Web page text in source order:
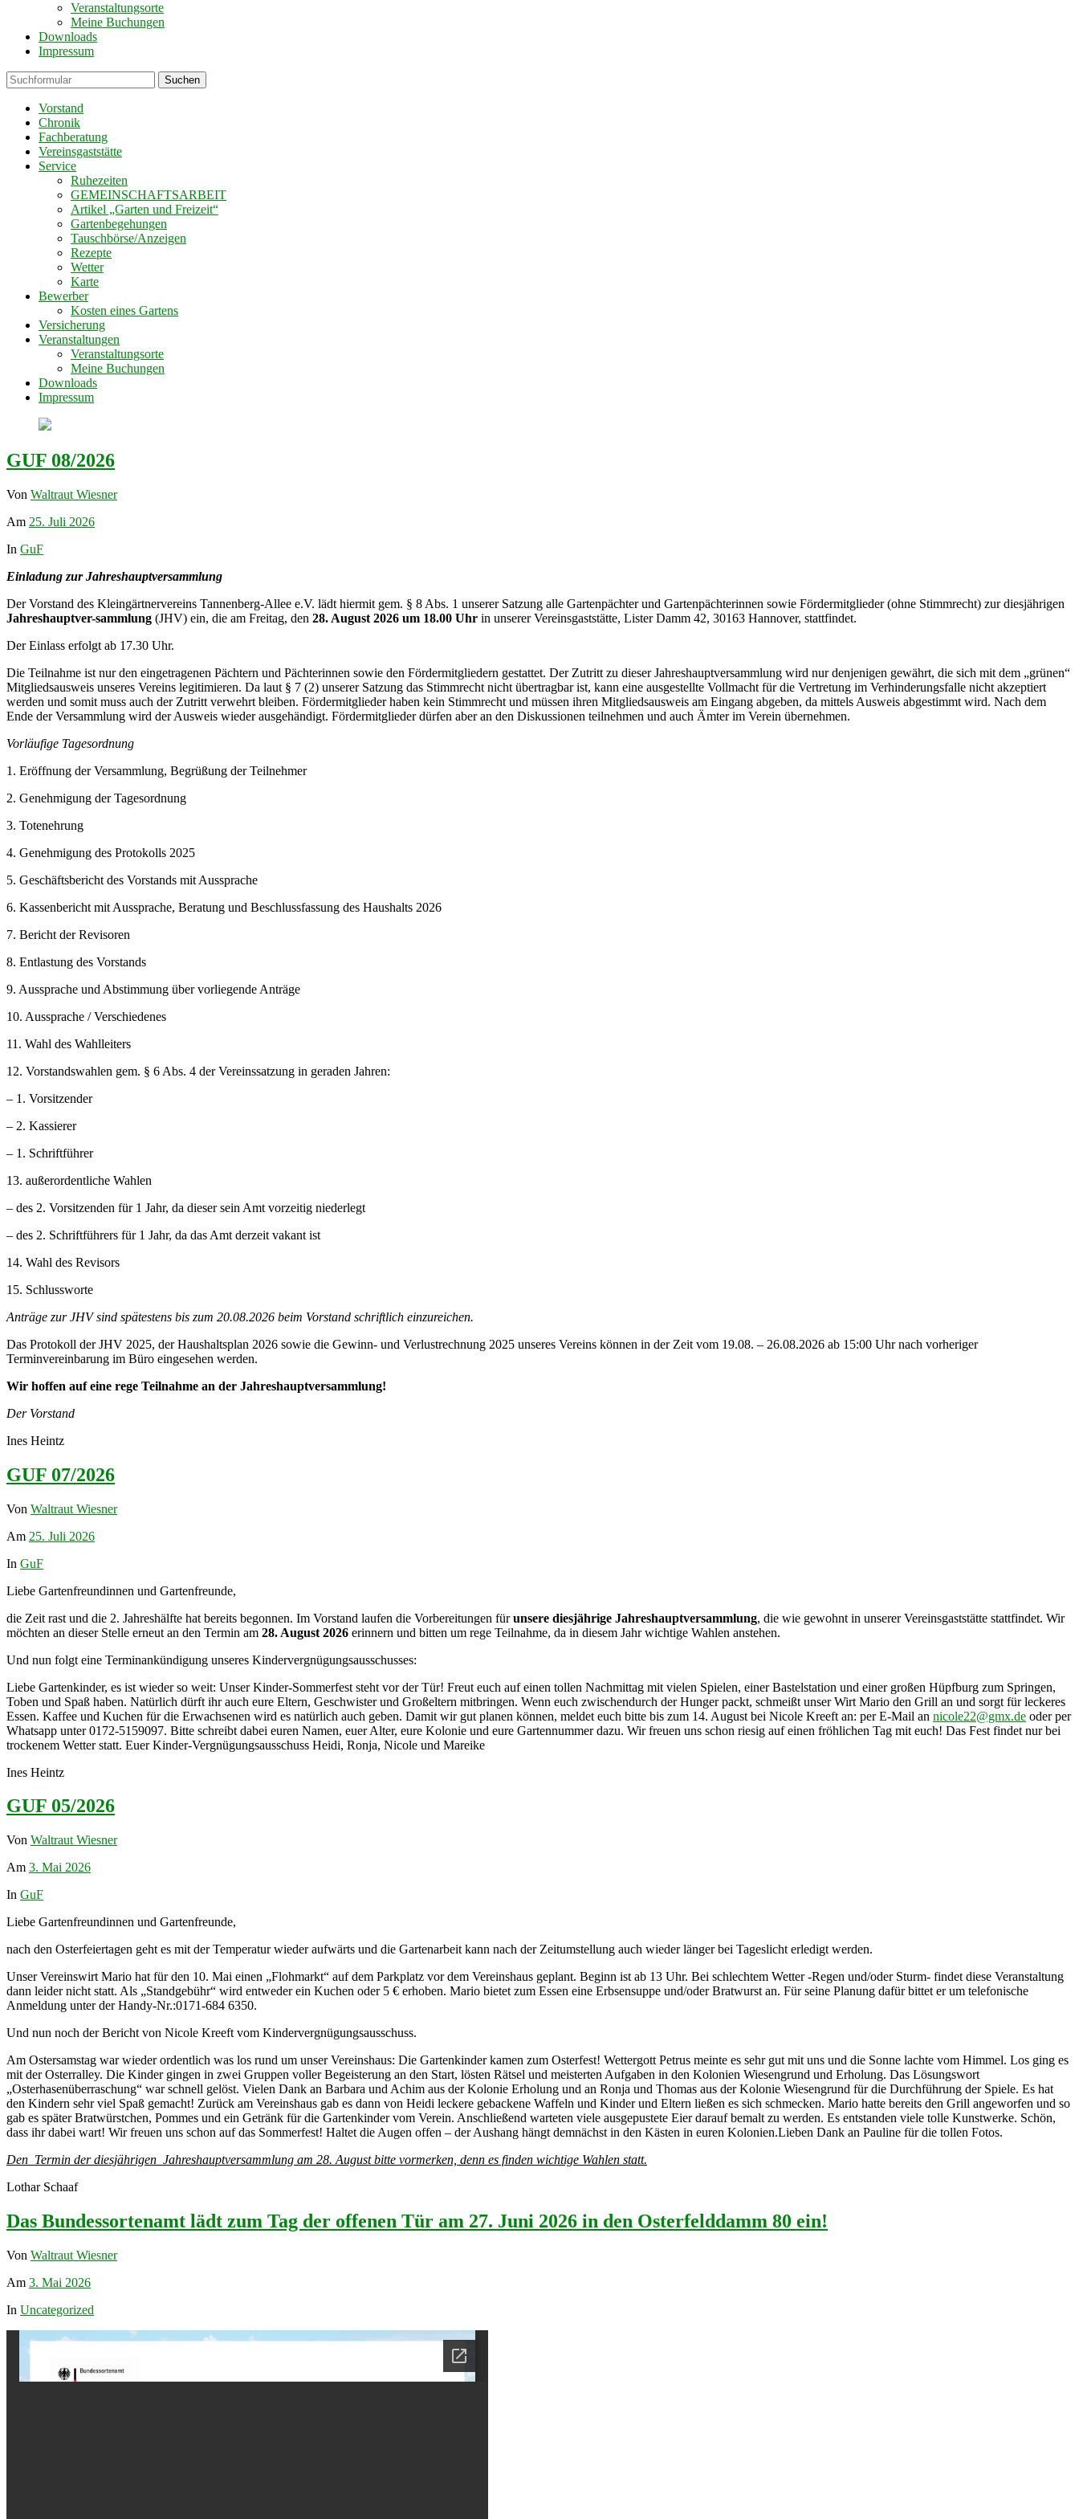
Veranstaltungsorte
Meine Buchungen
Downloads
Impressum
Suchen
Vorstand
Chronik
Fachberatung
Vereinsgaststätte
Service
Ruhezeiten
GEMEINSCHAFTSARBEIT
Artikel „Garten und Freizeit“
Gartenbegehungen
Tauschbörse/Anzeigen
Rezepte
Wetter
Karte
Bewerber
Kosten eines Gartens
Versicherung
Veranstaltungen
Veranstaltungsorte
Meine Buchungen
Downloads
Impressum
GUF 08/2026
Von Waltraut Wiesner
Am 25. Juli 2026
In GuF
Einladung zur Jahreshauptversammlung
Der Vorstand des Kleingärtnervereins Tannenberg-Allee e.V. lädt hiermit gem. § 8 Abs. 1 unserer Satzung alle Gartenpächter und Gartenpächterinnen sowie Fördermitglieder (ohne Stimmrecht) zur diesjährigen
Jahreshauptver-sammlung (JHV) ein, die am Freitag, den 28. August 2026 um 18.00 Uhr in unserer Vereinsgaststätte, Lister Damm 42, 30163 Hannover, stattfindet.
Der Einlass erfolgt ab 17.30 Uhr.
Die Teilnahme ist nur den eingetragenen Pächtern und Pächterinnen sowie den Fördermitgliedern gestattet. Der Zutritt zu dieser Jahreshauptversammlung wird nur denjenigen gewährt, die sich mit dem „grünen“
Mitgliedsausweis unseres Vereins legitimieren. Da laut § 7 (2) unserer Satzung das Stimmrecht nicht übertragbar ist, kann eine ausgestellte Vollmacht für die Vertretung im Verhinderungsfalle nicht akzeptiert
werden und somit muss auch der Zutritt verwehrt bleiben. Fördermitglieder haben kein Stimmrecht und müssen ihren Mitgliedsausweis am Eingang abgeben, da mittels Ausweis abgestimmt wird. Nach dem
Ende der Versammlung wird der Ausweis wieder ausgehändigt. Fördermitglieder dürfen aber an den Diskussionen teilnehmen und auch Ämter im Verein übernehmen.
Vorläufige Tagesordnung
1. Eröffnung der Versammlung, Begrüßung der Teilnehmer
2. Genehmigung der Tagesordnung
3. Totenehrung
4. Genehmigung des Protokolls 2025
5. Geschäftsbericht des Vorstands mit Aussprache
6. Kassenbericht mit Aussprache, Beratung und Beschlussfassung des Haushalts 2026
7. Bericht der Revisoren
8. Entlastung des Vorstands
9. Aussprache und Abstimmung über vorliegende Anträge
10. Aussprache / Verschiedenes
11. Wahl des Wahlleiters
12. Vorstandswahlen gem. § 6 Abs. 4 der Vereinssatzung in geraden Jahren:
– 1. Vorsitzender
– 2. Kassierer
– 1. Schriftführer
13. außerordentliche Wahlen
– des 2. Vorsitzenden für 1 Jahr, da dieser sein Amt vorzeitig niederlegt
– des 2. Schriftführers für 1 Jahr, da das Amt derzeit vakant ist
14. Wahl des Revisors
15. Schlussworte
Anträge zur JHV sind spätestens bis zum 20.08.2026 beim Vorstand schriftlich einzureichen.
Das Protokoll der JHV 2025, der Haushaltsplan 2026 sowie die Gewinn- und Verlustrechnung 2025 unseres Vereins können in der Zeit vom 19.08. – 26.08.2026 ab 15:00 Uhr nach vorheriger
Terminvereinbarung im Büro eingesehen werden.
Wir hoffen auf eine rege Teilnahme an der Jahreshauptversammlung!
Der Vorstand
Ines Heintz
GUF 07/2026
Von Waltraut Wiesner
Am 25. Juli 2026
In GuF
Liebe Gartenfreundinnen und Gartenfreunde,
die Zeit rast und die 2. Jahreshälfte hat bereits begonnen. Im Vorstand laufen die Vorbereitungen fürunsere diesjährige Jahreshauptversammlung, die wie gewohnt in unserer Vereinsgaststätte stattfindet. Wir
möchten an dieser Stelle erneut an den Termin am 28. August 2026 erinnern und bitten um rege Teilnahme, da in diesem Jahr wichtige Wahlen anstehen.
Und nun folgt eine Terminankündigung unseres Kindervergnügungsausschusses:
Liebe Gartenkinder, es ist wieder so weit: Unser Kinder-Sommerfest steht vor der Tür! Freut euch auf einen tollen Nachmittag mit vielen Spielen, einer Bastelstation und einer großen Hüpfburg zum Springen,
Toben und Spaß haben. Natürlich dürft ihr auch eure Eltern, Geschwister und Großeltern mitbringen. Wenn euch zwischendurch der Hunger packt, schmeißt unser Wirt Mario den Grill an und sorgt für leckeres
Essen. Kaffee und Kuchen für die Erwachsenen wird es natürlich auch geben. Damit wir gut planen können, meldet euch bitte bis zum 14. August bei Nicole Kreeft an: per E-Mail an nicole22@gmx.de oder per
Whatsapp unter 0172-5159097. Bitte schreibt dabei euren Namen, euer Alter, eure Kolonie und eure Gartennummer dazu. Wir freuen uns schon riesig auf einen fröhlichen Tag mit euch! Das Fest findet nur bei
trockenem Wetter statt. Euer Kinder-Vergnügungsausschuss Heidi, Ronja, Nicole und Mareike
Ines Heintz
GUF 05/2026
Von Waltraut Wiesner
Am 3. Mai 2026
In GuF
Liebe Gartenfreundinnen und Gartenfreunde,
nach den Osterfeiertagen geht es mit der Temperatur wieder aufwärts und die Gartenarbeit kann nach der Zeitumstellung auch wieder länger bei Tageslicht erledigt werden.
Unser Vereinswirt Mario hat für den 10. Mai einen „Flohmarkt“ auf dem Parkplatz vor dem Vereinshaus geplant. Beginn ist ab 13 Uhr. Bei schlechtem Wetter -Regen und/oder Sturm- findet diese Veranstaltung
dann leider nicht statt. Als „Standgebühr“ wird entweder ein Kuchen oder 5 € erhoben. Mario bietet zum Essen eine Erbsensuppe und/oder Bratwurst an. Für seine Planung dafür bittet er um telefonische
Anmeldung unter der Handy-Nr.:0171-684 6350.
Und nun noch der Bericht von Nicole Kreeft vom Kindervergnügungsausschuss.
Am Ostersamstag war wieder ordentlich was los rund um unser Vereinshaus: Die Gartenkinder kamen zum Osterfest! Wettergott Petrus meinte es sehr gut mit uns und die Sonne lachte vom Himmel. Los ging es
mit der Osterralley. Die Kinder gingen in zwei Gruppen voller Begeisterung an den Start, lösten Rätsel und meisterten Aufgaben in den Kolonien Wiesengrund und Erholung. Das Lösungswort
„Osterhasenüberraschung“ war schnell gelöst. Vielen Dank an Barbara und Achim aus der Kolonie Erholung und an Ronja und Thomas aus der Kolonie Wiesengrund für die Durchführung der Spiele. Es hat
den Kindern sehr viel Spaß gemacht! Zurück am Vereinshaus gab es dann von Heidi leckere gebackene Waffeln und Kinder und Eltern ließen es sich schmecken. Mario hatte bereits den Grill angeworfen und so
gab es später Bratwürstchen, Pommes und ein Getränk für die Gartenkinder vom Verein. Anschließend warteten viele ausgepustete Eier darauf bemalt zu werden. Es entstanden viele tolle Kunstwerke. Schön,
dass ihr dabei wart! Wir freuen uns schon auf das Sommerfest! Haltet die Augen offen – der Aushang hängt demnächst in den Kästen in euren Kolonien.Lieben Dank an Pauline für die tollen Fotos.
Den Termin der diesjährigen Jahreshauptversammlung am 28. August bitte vormerken, denn es finden wichtige Wahlen statt.
Lothar Schaaf
Das Bundessortenamt lädt zum Tag der offenen Tür am 27. Juni 2026 in den Osterfelddamm 80 ein!
Von Waltraut Wiesner
Am 3. Mai 2026
In Uncategorized